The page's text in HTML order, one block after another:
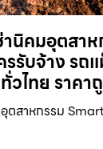
านิคมอุตสา
รับจ้าง รถแ
ไทย ราคา
อุตสาหกรรม